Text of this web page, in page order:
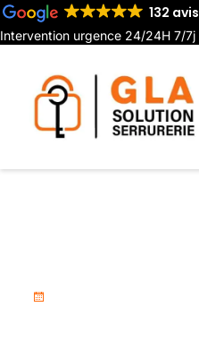
132 avis
Intervention urgence 24/24H 7/7j